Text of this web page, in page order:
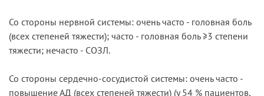
Со стороны нервной системы: очень часто - головная боль
(всех степеней тяжести); часто - головная боль ≥3 степени
тяжести; нечасто - СОЗЛ.
Со стороны сердечно-сосудистой системы: очень часто -
повышение АД (всех степеней тяжести) (у 54 % пациентов,